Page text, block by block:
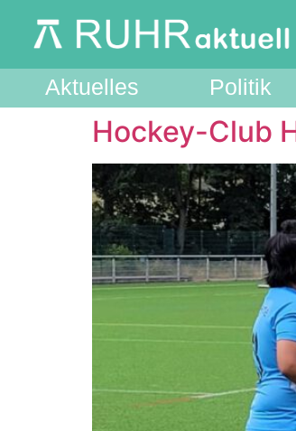
Aktuelles Politik
Hockey-Club